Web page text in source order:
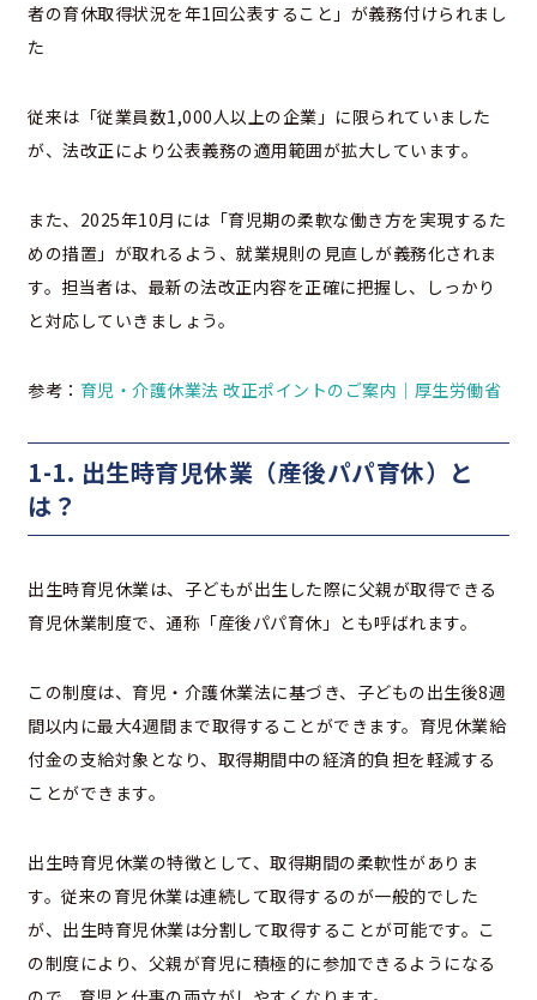
者の育休取得状況を年1回公表すること」が義務付けられまし
た
従来は「従業員数1,000人以上の企業」に限られていました
が、法改正により公表義務の適用範囲が拡大しています。
また、2025年10月には「育児期の柔軟な働き方を実現するた
めの措置」が取れるよう、就業規則の見直しが義務化されま
す。担当者は、最新の法改正内容を正確に把握し、しっかり
と対応していきましょう。
参考： 育児・介護休業法 改正ポイントのご案内｜厚生労働省
1-1. 出生時育児休業（産後パパ育休）と
は？
出生時育児休業は、子どもが出生した際に父親が取得できる
育児休業制度で、通称「産後パパ育休」とも呼ばれます。
この制度は、育児・介護休業法に基づき、子どもの出生後8週
間以内に最大4週間まで取得することができます。育児休業給
付金の支給対象となり、取得期間中の経済的負担を軽減する
ことができます。
出生時育児休業の特徴として、取得期間の柔軟性がありま
す。従来の育児休業は連続して取得するのが一般的でした
が、出生時育児休業は分割して取得することが可能です。こ
の制度により、父親が育児に積極的に参加できるようになる